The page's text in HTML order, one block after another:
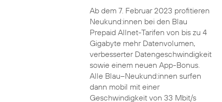
Ab dem 7. Februar 2023 profitieren
Neukund:innen bei den Blau
Prepaid Allnet-Tarifen von bis zu 4
Gigabyte mehr Datenvolumen,
verbesserter Datengeschwindigkeit
sowie einem neuen App-Bonus.
Alle Blau–Neukund:innen surfen
dann mobil mit einer
Geschwindigkeit von 33 Mbit/s